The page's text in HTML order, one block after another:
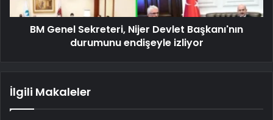
BM Genel Sekreteri, Nijer Devlet Başkanı'nın
durumunu endişeyle izliyor
İlgili Makaleler